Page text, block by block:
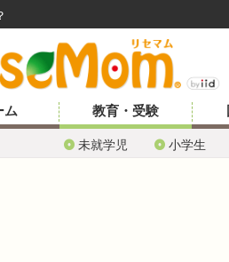
ム 教育・受験
未就学児 小学生